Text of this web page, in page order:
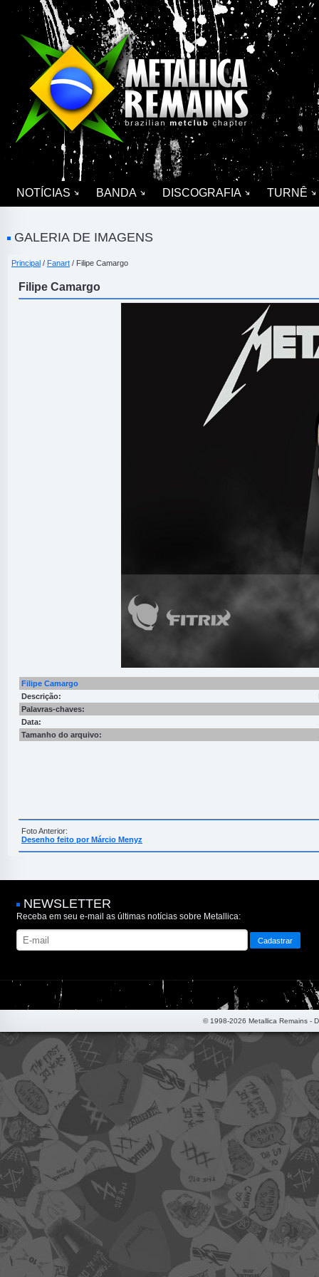
NOTÍCIAS BANDA DISCOGRAFIA TURNÊ
GALERIA DE IMAGENS
Principal / Fanart / Filipe Camargo
Filipe Camargo
Filipe Camargo
Descrição:
Palavras-chaves:
Data:
Tamanho do arquivo:
Foto Anterior:
Desenho feito por Márcio Menyz
NEWSLETTER
Receba em seu e-mail as últimas notícias sobre Metallica:
© 1998-2026 Metallica Remains -